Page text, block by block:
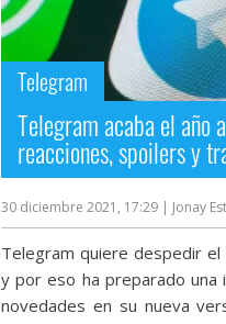
Telegram
Telegram acaba el año
reacciones, spoilers y
30 diciembre 2021, 17:29 | Jonay
Telegram quiere despedir
y por eso ha preparado
novedades en su nueva